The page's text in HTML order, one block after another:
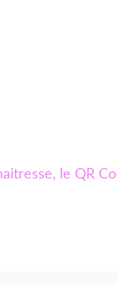
le QR